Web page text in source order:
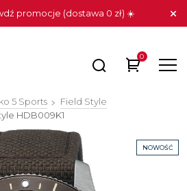
promocje (dostawa 0 zł) ☀️
0
5 Sports
Field Style
HDB009K1
NOWOŚĆ